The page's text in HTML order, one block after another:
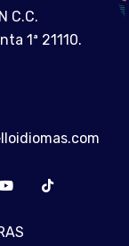
C.C.
1ª 21110.